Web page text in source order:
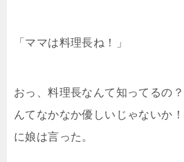
「ママは料理長ね！」
おっ、料理長なんて知ってるの
んてなかなか優しいじゃないか
に娘は言った。